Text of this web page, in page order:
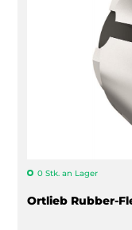
0 Stk. an Lager
Ortlieb Rubber-